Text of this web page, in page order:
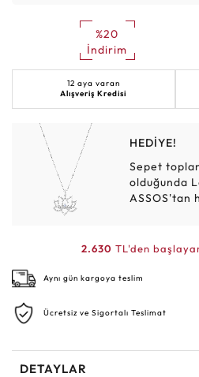
%20
İndirim
12 aya varan
Alışveriş Kredisi
HEDİYE!
Sepet
olduğunda
ASSOS'tan
2.630 TL'den
Aynı gün kargoya teslim
Ücretsiz ve Sigortalı Teslimat
DETAYLAR